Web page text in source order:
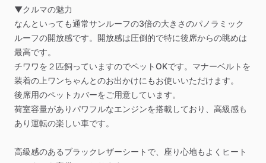
▼クルマの魅力
なんといっても通常サンルーフの3倍の大きさのパノラミック
ルーフの開放感です。開放感は圧倒的で特に後席からの眺めは
最高です。
チワワを２匹飼っていますのでペットOKです。マナーベルトを
装着の上ワンちゃんとのお出かけにもお使いいただけます。
後席用のペットカバーをご用意しています。
荷室容量がありパワフルなエンジンを搭載しており、高級感も
あり運転の楽しい車です。
高級感のあるブラックレザーシートで、座り心地もよくヒート